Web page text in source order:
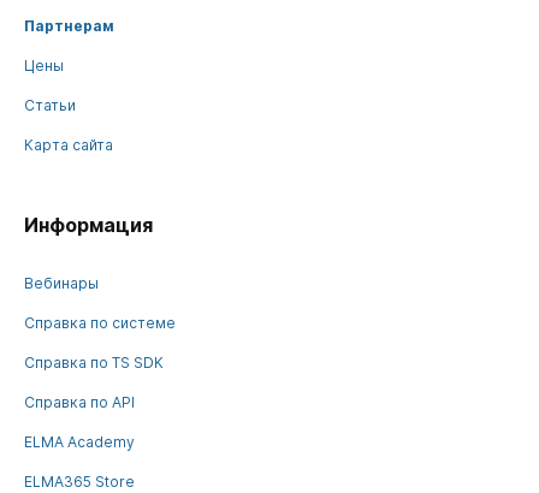
Партнерам
Цены
Статьи
Карта сайта
Информация
Вебинары
Справка по системе
Справка по TS SDK
Справка по API
ELMA Academy
ELMA365 Store